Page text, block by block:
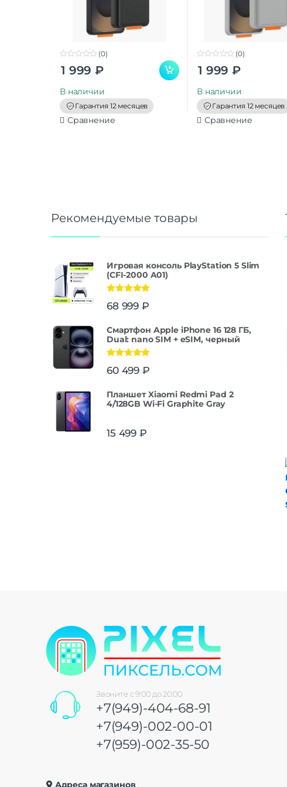
o
(0)
1 999 ₽
В наличии
Гарантия 12 месяцев
Сравнение
o
(0)
1 999 ₽
В наличии
Гарантия 12 месяцев
Сравнение
Рекомендуемые товары
Игровая консоль PlayStation 5 Slim
(CFI-2000 A01)
из 5
68 999 ₽
Смартфон Apple iPhone 16 128 ГБ,
Dual: nano SIM + eSIM, черный
из 5
60 499 ₽
Планшет Xiaomi Redmi Pad 2
4/128GB Wi-Fi Graphite Gray
15 499 ₽
Звоните с 9:00 до 20:00
+7(949)-404-68-91
+7(949)-002-00-01
+7(959)-002-35-50
Адреса магазинов